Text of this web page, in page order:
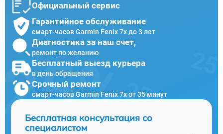
Официальный сервис
Гарантийное обслуживание
смарт-часов Garmin Fenix 7x до 3 лет
Диагностика за наш счет,
ремонт по желанию
Бесплатный выезд курьера
в день обращения
Срочный ремонт
смарт-часов Garmin Fenix 7x от 35 минут
Бесплатная консультация со
специалистом